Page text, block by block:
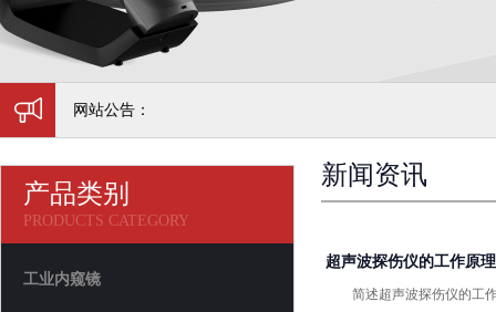
网站公告：
产品类别
PRODUCTS CATEGORY
工业内窥镜
新闻资讯
超声波探伤仪的工作原
简述超声波探伤仪的工